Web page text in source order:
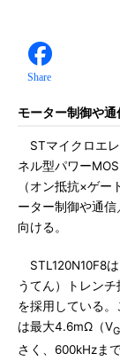
Share
モーター制御や
STマイクロエ
ネル型パワー
（オン抵抗×ゲ
ーター制御や通
向ける。
STL120N10F8
うてん）トレンチ
を採用している
は最大4.6mΩ（V
さく、600kHzま